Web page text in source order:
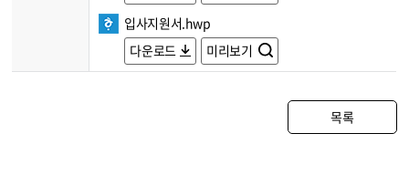
입사지원서.hwp
다운로드
미리보기
목록